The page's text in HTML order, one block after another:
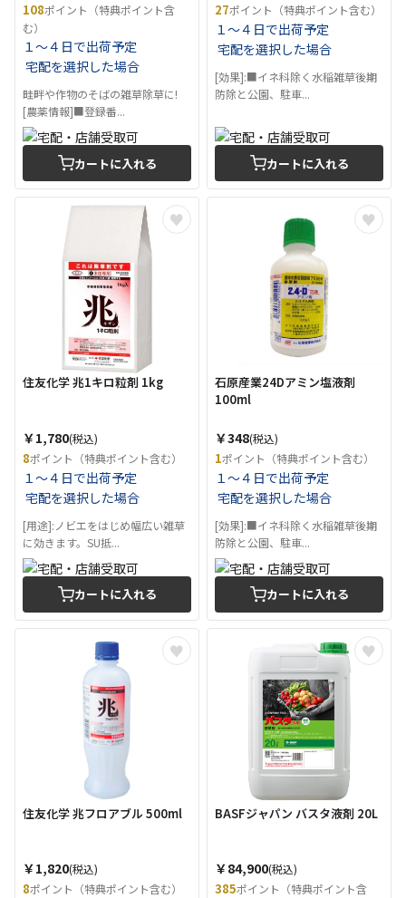
108ポイント（特典ポイント含
む）
１～４日で出荷予定
宅配を選択した場合
畦畔や作物のそばの雑草除草に!
[農薬情報]■登録番...
カートに入れる
27ポイント（特典ポイント含む）
１～４日で出荷予定
宅配を選択した場合
[効果]:■イネ科除く水稲雑草後期
防除と公園、駐車...
カートに入れる
住友化学 兆1キロ粒剤 1kg
￥1,780(税込)
8ポイント（特典ポイント含む）
１～４日で出荷予定
宅配を選択した場合
[用途]:ノビエをはじめ幅広い雑草
に効きます。SU抵...
カートに入れる
石原産業24Dアミン塩液剤
100ml
￥348(税込)
1ポイント（特典ポイント含む）
１～４日で出荷予定
宅配を選択した場合
[効果]:■イネ科除く水稲雑草後期
防除と公園、駐車...
カートに入れる
住友化学 兆フロアブル 500ml
￥1,820(税込)
8ポイント（特典ポイント含む）
BASFジャパン バスタ液剤 20L
￥84,900(税込)
385ポイント（特典ポイント含